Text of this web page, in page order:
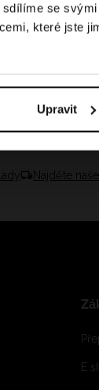
se
které jste
Upravit
závodů,
Najděte
E